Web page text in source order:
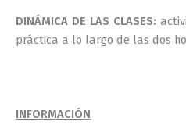
DINÁMICA DE LAS CLASES:
práctica a lo largo de las dos
INFORMACIÓN